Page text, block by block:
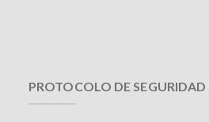
PROTOCOLO DE SEGURIDAD